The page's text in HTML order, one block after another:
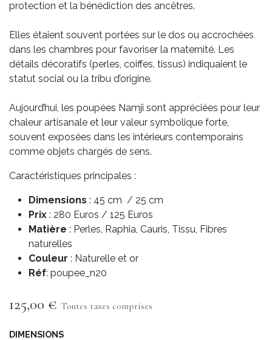
protection et la bénédiction des ancêtres.
Elles étaient souvent portées sur le dos ou accrochées
dans les chambres pour favoriser la maternité. Les
détails décoratifs (perles, coiffes, tissus) indiquaient le
statut social ou la tribu d’origine.
Aujourd’hui, les poupées Namji sont appréciées pour leur
chaleur artisanale et leur valeur symbolique forte,
souvent exposées dans les intérieurs contemporains
comme objets chargés de sens.
Caractéristiques principales :
Dimensions : 45 cm / 25 cm
Prix : 280 Euros / 125 Euros
Matière : Perles, Raphia, Cauris, Tissu, Fibres
naturelles
Couleur : Naturelle et or
Réf: poupee_n20
125,00 € Toutes taxes comprises
DIMENSIONS